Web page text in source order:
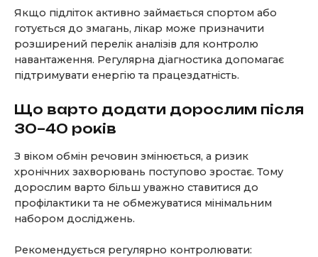
Якщо підліток активно займається спортом або
готується до змагань, лікар може призначити
розширений перелік аналізів для контролю
навантаження. Регулярна діагностика допомагає
підтримувати енергію та працездатність.
Що варто додати дорослим після
30–40 років
З віком обмін речовин змінюється, а ризик
хронічних захворювань поступово зростає. Тому
дорослим варто більш уважно ставитися до
профілактики та не обмежуватися мінімальним
набором досліджень.
Рекомендується регулярно контролювати: